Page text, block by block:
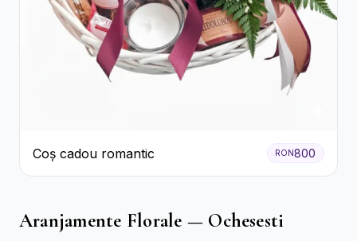
Coș cadou romantic RON800
Aranjamente Florale — Ochesesti